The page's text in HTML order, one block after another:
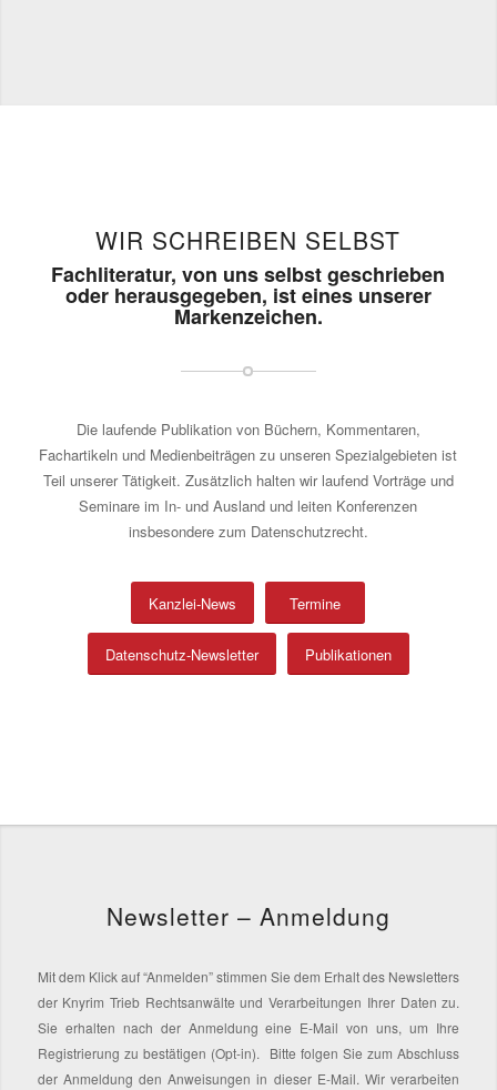
WIR SCHREIBEN SELBST
Fachliteratur, von uns selbst geschrieben
oder herausgegeben, ist eines unserer
Markenzeichen.
Die laufende Publikation von Büchern, Kommentaren,
Fachartikeln und Medienbeiträgen zu unseren Spezialgebieten ist
Teil unserer Tätigkeit. Zusätzlich halten wir laufend Vorträge und
Seminare im In- und Ausland und leiten Konferenzen
insbesondere zum Datenschutzrecht.
Kanzlei-News Termine
Datenschutz-Newsletter Publikationen
Newsletter – Anmeldung
Mit dem Klick auf “Anmelden” stimmen Sie dem Erhalt des Newsletters
der Knyrim Trieb Rechtsanwälte und Verarbeitungen Ihrer Daten zu.
Sie erhalten nach der Anmeldung eine E-Mail von uns, um Ihre
Registrierung zu bestätigen (Opt-in). Bitte folgen Sie zum Abschluss
der Anmeldung den Anweisungen in dieser E-Mail. Wir verarbeiten